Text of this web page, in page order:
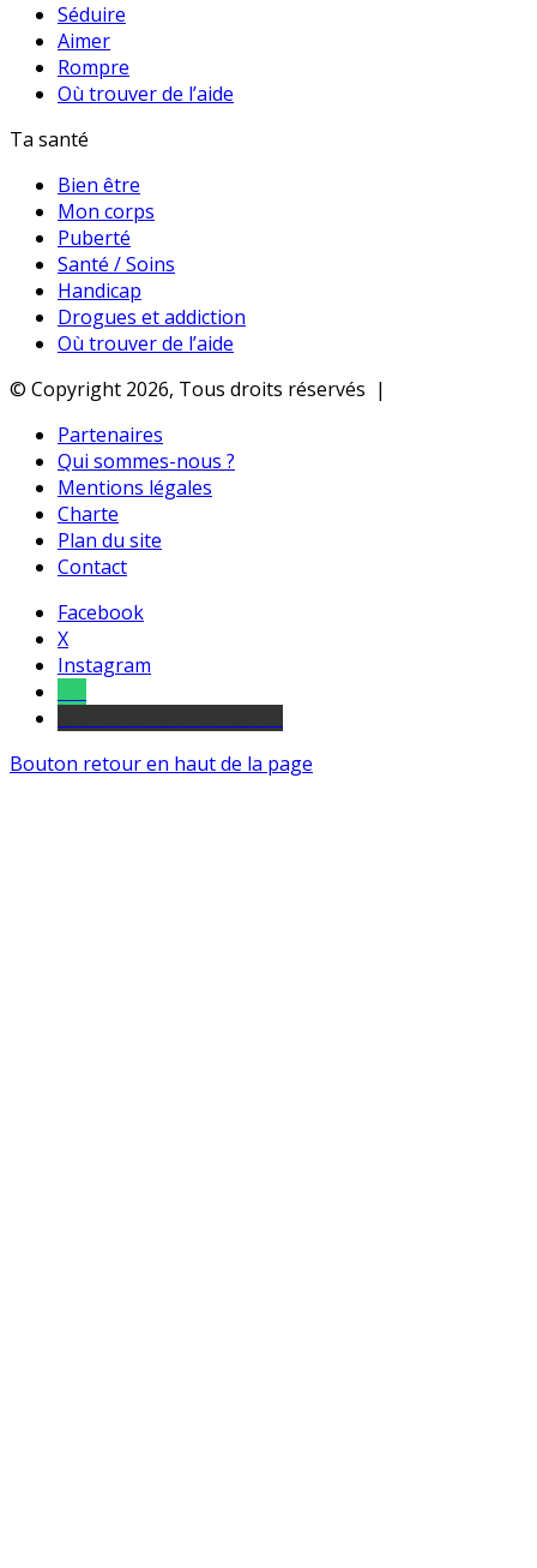
Séduire
Aimer
Rompre
Où trouver de l’aide
Ta santé
Bien être
Mon corps
Puberté
Santé / Soins
Handicap
Drogues et addiction
Où trouver de l’aide
© Copyright 2026, Tous droits réservés |
Partenaires
Qui sommes-nous ?
Mentions légales
Charte
Plan du site
Contact
Facebook
X
Instagram
Bouton retour en haut de la page